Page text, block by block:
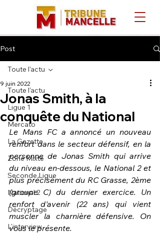
Post
Toute l'actu
Ligue 1
Mercato
La Gazette
Zone Mixte
Seconde Ligue
National 2
Décryptage
L'interview
Toute l'actu
Jonas Smith, à la
conquête du National
9 juin 2022
Le Mans FC a annoncé un nouveau
renfort dans le secteur défensif, en la
personne de Jonas Smith qui arrive
du niveau en-dessous, le National 2 et
plus précisément du RC Grasse, 2ème
(groupe C) du dernier exercice. Un
renfort d'avenir (22 ans) qui vient
muscler la charnière défensive. On
vous le présente.